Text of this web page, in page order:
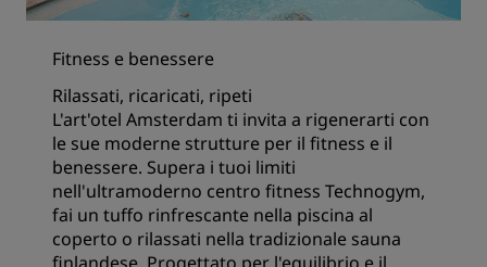
Fitness e benessere
Rilassati, ricaricati, ripeti
L'art'otel Amsterdam ti invita a rigenerarti con
le sue moderne strutture per il fitness e il
benessere. Supera i tuoi limiti
nell'ultramoderno centro fitness Technogym,
fai un tuffo rinfrescante nella piscina al
coperto o rilassati nella tradizionale sauna